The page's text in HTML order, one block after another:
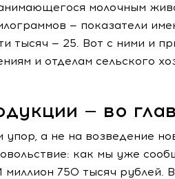
молочным
— показатели
тысяч — 25. Вот с ними и
и отделам сельского
— во
а не на возведение
как мы уже
миллион 750 тысяч рублей.